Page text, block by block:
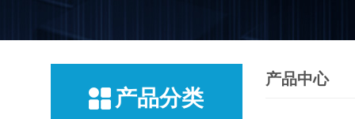
产品分类
产品中心